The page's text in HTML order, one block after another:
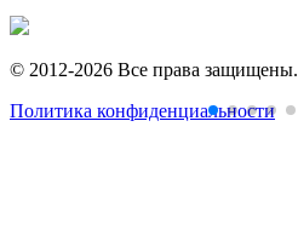
© 2012-2026 Все права защищены.
Политика конфиденциальности